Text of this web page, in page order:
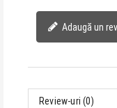
Adaugă un
Review-uri (0)